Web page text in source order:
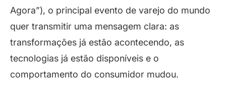
Agora”), o principal evento de varejo do mundo
quer transmitir uma mensagem clara: as
transformações já estão acontecendo, as
tecnologias já estão disponíveis e o
comportamento do consumidor mudou.